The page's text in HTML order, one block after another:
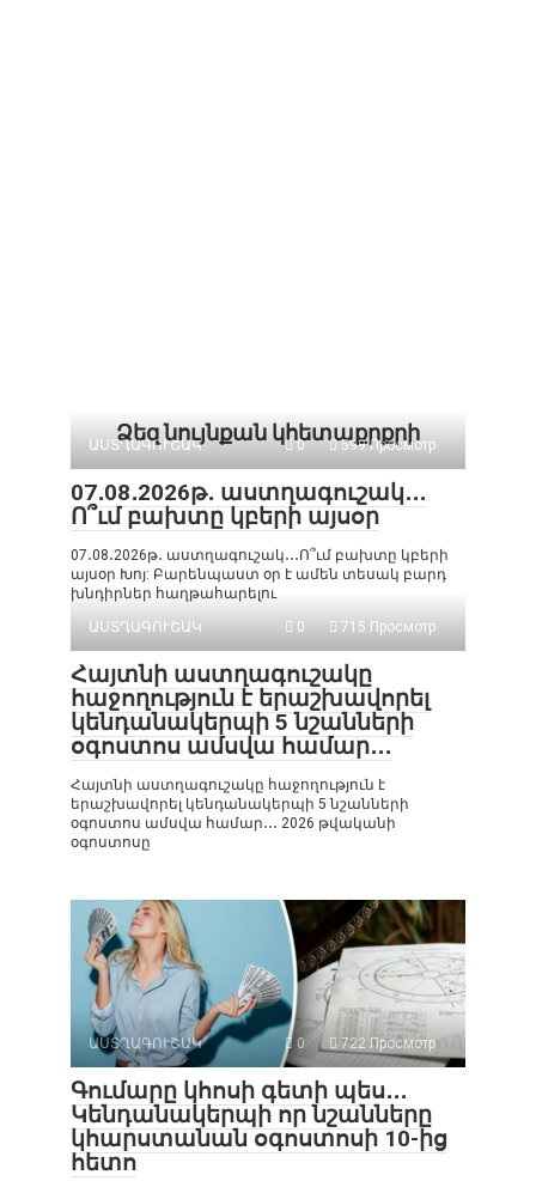
Ձեզ նույնքան կհետաքրքրի
ԱՍՏՂԱԳՈՒՇԱԿ 0 599 Просмотр
07․08․2026թ․ աստղագուշակ․․․
Ո՞ւմ բախտը կբերի այսօր
07․08․2026թ․ աստղագուշակ․․․Ո՞ւմ բախտը կբերի
այսօր Խոյ: Բարենպաստ օր է ամեն տեսակ բարդ
խնդիրներ հաղթահարելու
ԱՍՏՂԱԳՈՒՇԱԿ
0 715 Просмотр
Հայտնի աստղագուշակը
հաջողություն է երաշխավորել
կենդանակերպի 5 նշանների
օգոստոս ամսվա համար․․․
Հայտնի աստղագուշակը հաջողություն է
երաշխավորել կենդանակերպի 5 նշանների
օգոստոս ամսվա համար․․․ 2026 թվականի
օգոստոսը
ԱՍՏՂԱԳՈՒՇԱԿ 0 722 Просмотр
Գումարը կհոսի գետի պես․․․
Կենդանակերպի որ նշանները
կհարստանան օգոստոսի 10-ից
հետո